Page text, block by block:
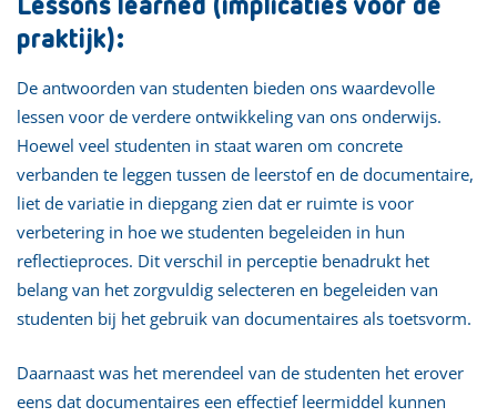
Lessons learned (implicaties voor de
praktijk):
De antwoorden van studenten bieden ons waardevolle
lessen voor de verdere ontwikkeling van ons onderwijs.
Hoewel veel studenten in staat waren om concrete
verbanden te leggen tussen de leerstof en de documentaire,
liet de variatie in diepgang zien dat er ruimte is voor
verbetering in hoe we studenten begeleiden in hun
reflectieproces. Dit verschil in perceptie benadrukt het
belang van het zorgvuldig selecteren en begeleiden van
studenten bij het gebruik van documentaires als toetsvorm.
Daarnaast was het merendeel van de studenten het erover
eens dat documentaires een effectief leermiddel kunnen